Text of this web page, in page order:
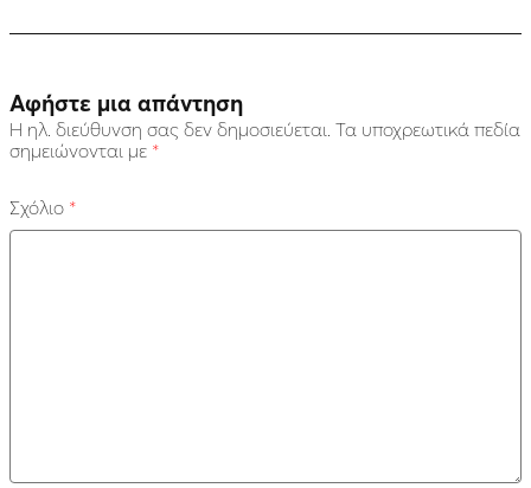
Αφήστε μια απάντηση
Η ηλ. διεύθυνση σας δεν δημοσιεύεται. Τα υποχρεωτικά πεδία
σημειώνονται με *
Σχόλιο *